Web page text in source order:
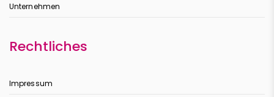
Unternehmen
Rechtliches
Impressum